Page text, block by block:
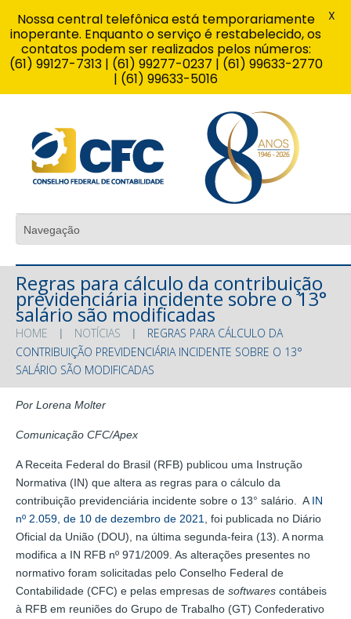
Regras para cálculo da contribuição
previdenciária incidente sobre o 13°
salário são modificadas
HOME NOTÍCIAS
REGRAS PARA CÁLCULO DA
CONTRIBUIÇÃO PREVIDENCIÁRIA INCIDENTE SOBRE O 13°
SALÁRIO SÃO MODIFICADAS
Por Lorena Molter
Comunicação CFC/Apex
A Receita Federal do Brasil (RFB) publicou uma Instrução
Normativa (IN) que altera as regras para o cálculo da
contribuição previdenciária incidente sobre o 13° salário. A IN
nº 2.059, de 10 de dezembro de 2021
, foi publicada no Diário
Oficial da União (DOU), na última segunda-feira (13). A norma
modifica a IN RFB nº 971/2009. As alterações presentes no
normativo foram solicitadas pelo Conselho Federal de
Contabilidade (CFC) e pelas empresas de softwares contábeis
à RFB em reuniões do Grupo de Trabalho (GT) Confederativo
Nossa central telefônica está temporariamente
inoperante. Enquanto o serviço é restabelecido, os
contatos podem ser realizados pelos números:
(61) 99127-7313 | (61) 99277-0237 | (61) 99633-2770
| (61) 99633-5016
X